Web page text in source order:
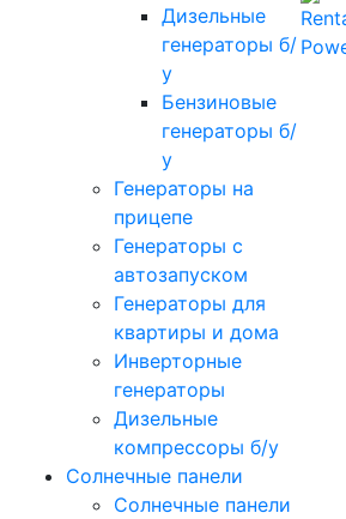
Дизельные
генераторы б/
у
Бензиновые
генераторы б/
у
Генераторы на
прицепе
Генераторы с
автозапуском
Генераторы для
квартиры и дома
Инверторные
генераторы
Дизельные
компрессоры б/у
Солнечные панели
Солнечные панели